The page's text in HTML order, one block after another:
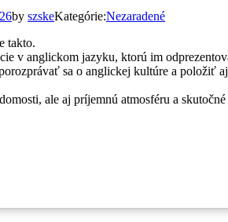
by szskeKategórie:Nezaradené
takto.
v anglickom jazyku, ktorú im
sa o anglickej kultúre a položiť
ale aj príjemnú atmosféru a